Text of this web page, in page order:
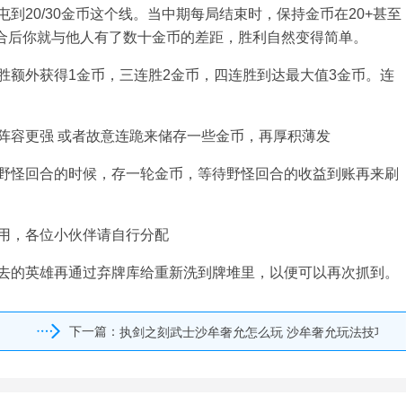
到20/30金币这个线。当中期每局结束时，保持金币在20+甚至
你就与他人有了数十金币的差距，胜利自然变得简单。
额外获得1金币，三连胜2金币，四连胜到达最大值3金币。连
容更强 或者故意连跪来储存一些金币，再厚积薄发
回合的时候，存一轮金币，等待野怪回合的收益到账再来刷
，各位小伙伴请自行分配
英雄再通过弃牌库给重新洗到牌堆里，以便可以再次抓到。
下一篇： 执剑之刻武士沙牟奢允怎么玩 沙牟奢允玩法技巧攻略